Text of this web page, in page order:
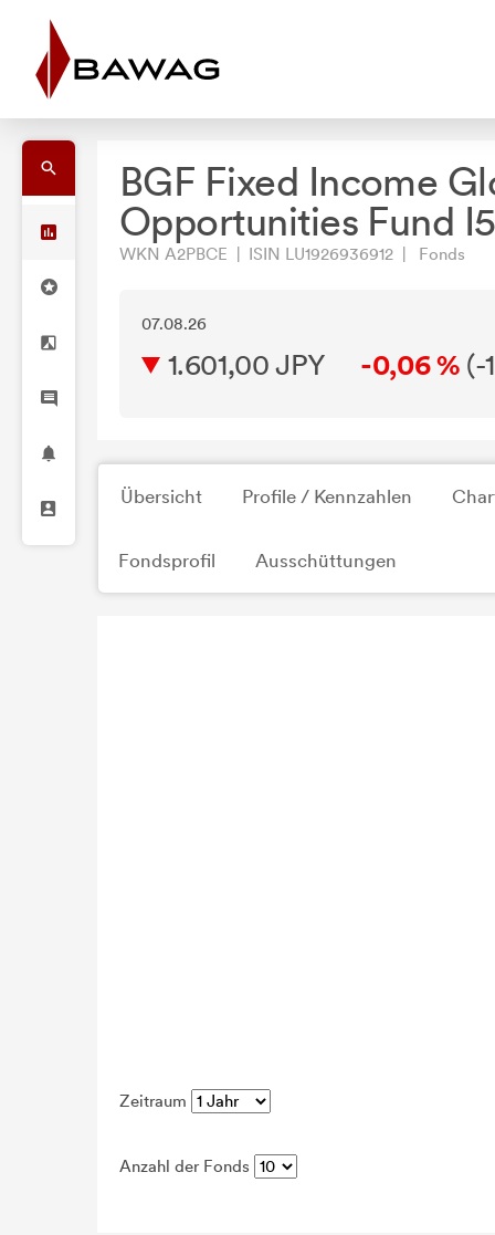
BGF Fixed Income
Opportunities Fund
WKN A2PBCE | ISIN LU1926936912 | Fonds
07.08.26
1.601,00 JPY -0,06 % (-
Übersicht Profile / Kennzahlen
Fondsprofil Ausschüttungen
Zeitraum
Anzahl der Fonds